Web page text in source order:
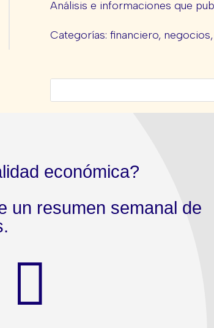
Análisis e informaciones que
Categorías: financiero,
económica?
un resumen semanal de
